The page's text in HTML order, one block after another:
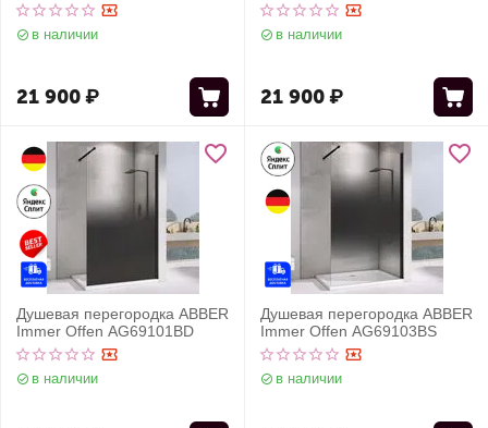
в наличии
21 900₽
в наличии
21 900₽
Душевая перегородка ABBER
Immer Offen AG69101BD
в наличии
Душевая перегородка ABBER
Immer Offen AG69103BS
в наличии